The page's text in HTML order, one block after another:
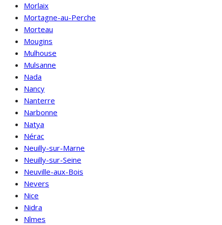
Morlaix
Mortagne-au-Perche
Morteau
Mougins
Mulhouse
Mulsanne
Nada
Nancy
Nanterre
Narbonne
Natya
Nérac
Neuilly-sur-Marne
Neuilly-sur-Seine
Neuville-aux-Bois
Nevers
Nice
Nidra
Nîmes